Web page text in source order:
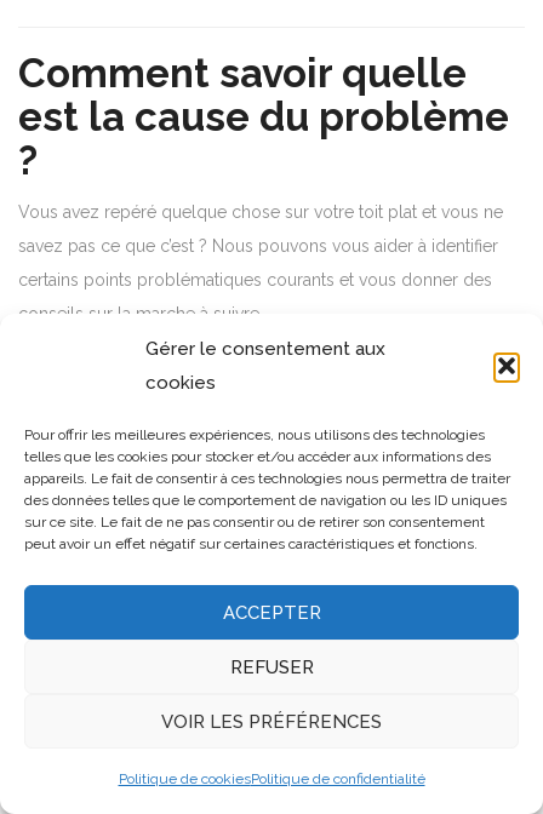
Gérer le consentement aux
cookies
Pour offrir les meilleures expériences, nous utilisons des technologies
telles que les cookies pour stocker et/ou accéder aux informations des
appareils. Le fait de consentir à ces technologies nous permettra de traiter
des données telles que le comportement de navigation ou les ID uniques
sur ce site. Le fait de ne pas consentir ou de retirer son consentement
peut avoir un effet négatif sur certaines caractéristiques et fonctions.
ACCEPTER
REFUSER
VOIR LES PRÉFÉRENCES
Politique de cookiesPolitique de confidentialité
Comment savoir quelle
est la cause du problème
?
Vous avez repéré quelque chose sur votre toit plat et vous ne
savez pas ce que c’est ? Nous pouvons vous aider à identifier
certains points problématiques courants et vous donner des
conseils sur la marche à suivre.
Des cloques
cloquage, cela se produit lorsque de petites poches d’air ou
d’humidité restent emprisonnées sous la membrane. Les
ampoules peuvent se développer au soleil à mesure que la
chaleur réchauffe l’air à l’intérieur, ce qui étire davantage la
membrane. Mais malgré leur apparence, il est préférable de
laisser les ampoules tranquilles si elles sont encore intactes.
assurant que la zone endommagée est bien couverte.